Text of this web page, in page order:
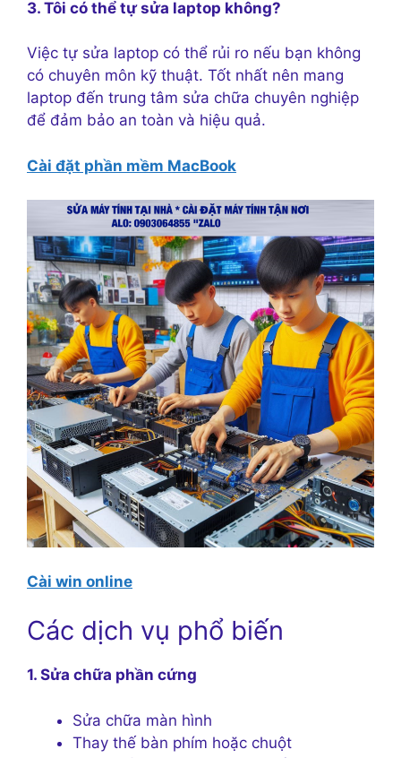
3. Tôi có thể tự sửa laptop không?
Việc tự sửa laptop có thể rủi ro nếu bạn không
có chuyên môn kỹ thuật. Tốt nhất nên mang
laptop đến trung tâm sửa chữa chuyên nghiệp
để đảm bảo an toàn và hiệu quả.
Cài đặt phần mềm MacBook
Cài win online
Các dịch vụ phổ biến
1. Sửa chữa phần cứng
Sửa chữa màn hình
Thay thế bàn phím hoặc chuột